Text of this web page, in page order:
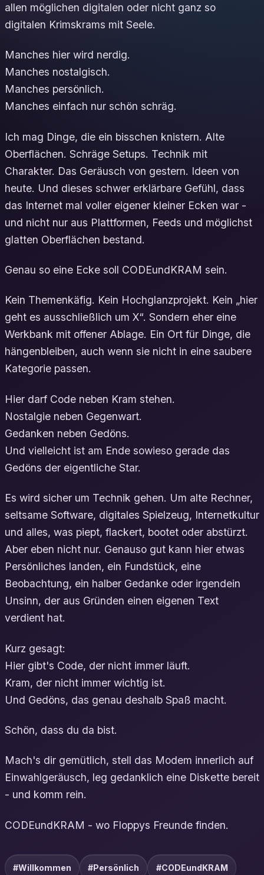
allen möglichen digitalen oder nicht ganz so
digitalen Krimskrams mit Seele.
Manches hier wird nerdig.
Manches nostalgisch.
Manches persönlich.
Manches einfach nur schön schräg.
Ich mag Dinge, die ein bisschen knistern. Alte
Oberflächen. Schräge Setups. Technik mit
Charakter. Das Geräusch von gestern. Ideen von
heute. Und dieses schwer erklärbare Gefühl, dass
das Internet mal voller eigener kleiner Ecken war -
und nicht nur aus Plattformen, Feeds und möglichst
glatten Oberflächen bestand.
Genau so eine Ecke soll CODEundKRAM sein.
Kein Themenkäfig. Kein Hochglanzprojekt. Kein „hier
geht es ausschließlich um X“. Sondern eher eine
Werkbank mit offener Ablage. Ein Ort für Dinge, die
hängenbleiben, auch wenn sie nicht in eine saubere
Kategorie passen.
Hier darf Code neben Kram stehen.
Nostalgie neben Gegenwart.
Gedanken neben Gedöns.
Und vielleicht ist am Ende sowieso gerade das
Gedöns der eigentliche Star.
Es wird sicher um Technik gehen. Um alte Rechner,
seltsame Software, digitales Spielzeug, Internetkultur
und alles, was piept, flackert, bootet oder abstürzt.
Aber eben nicht nur. Genauso gut kann hier etwas
Persönliches landen, ein Fundstück, eine
Beobachtung, ein halber Gedanke oder irgendein
Unsinn, der aus Gründen einen eigenen Text
verdient hat.
Kurz gesagt:
Hier gibt's Code, der nicht immer läuft.
Kram, der nicht immer wichtig ist.
Und Gedöns, das genau deshalb Spaß macht.
Schön, dass du da bist.
Mach's dir gemütlich, stell das Modem innerlich auf
Einwahlgeräusch, leg gedanklich eine Diskette bereit
- und komm rein.
CODEundKRAM - wo Floppys Freunde finden.
#Willkommen #Persönlich #CODEundKRAM